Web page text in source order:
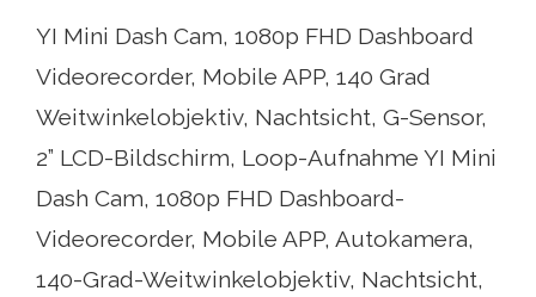
YI Mini Dash Cam, 1080p FHD Dashboard
Videorecorder, Mobile APP, 140 Grad
Weitwinkelobjektiv, Nachtsicht, G-Sensor,
2” LCD-Bildschirm, Loop-Aufnahme YI Mini
Dash Cam, 1080p FHD Dashboard-
Videorecorder, Mobile APP, Autokamera,
140-Grad-Weitwinkelobjektiv, Nachtsicht,